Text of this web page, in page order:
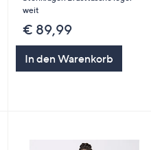
weit
€ 89,99
In den Warenkorb